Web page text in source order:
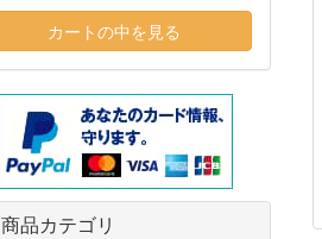
カートの中を見る
商品カテゴリ